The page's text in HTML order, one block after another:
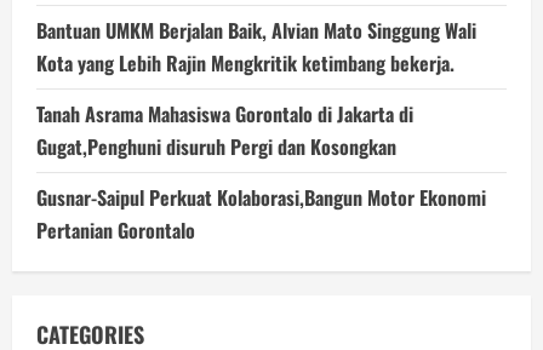
Bantuan UMKM Berjalan Baik, Alvian Mato Singgung Wali
Kota yang Lebih Rajin Mengkritik ketimbang bekerja.
Tanah Asrama Mahasiswa Gorontalo di Jakarta di
Gugat,Penghuni disuruh Pergi dan Kosongkan
Gusnar-Saipul Perkuat Kolaborasi,Bangun Motor Ekonomi
Pertanian Gorontalo
CATEGORIES